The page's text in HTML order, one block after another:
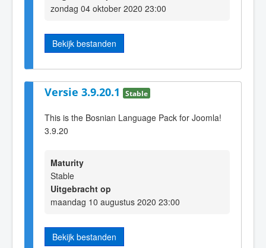
zondag 04 oktober 2020 23:00
Bekijk bestanden
Versie 3.9.20.1 Stable
This is the Bosnian Language Pack for Joomla!
3.9.20
Maturity
Stable
Uitgebracht op
maandag 10 augustus 2020 23:00
Bekijk bestanden